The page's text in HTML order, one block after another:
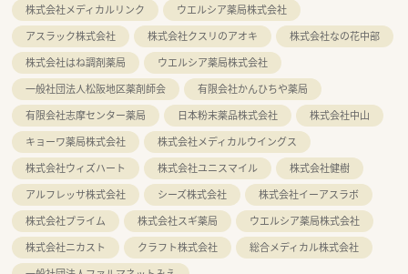
株式会社メディカルリンク
ウエルシア薬局株式会社
アスラック株式会社
株式会社クスリのアオキ
株式会社なの花中部
株式会社はね調剤薬局
ウエルシア薬局株式会社
一般社団法人松阪地区薬剤師会
有限会社かんひちや薬局
有限会社志摩センター薬局
日本粉末薬品株式会社
株式会社中山
キョーワ薬局株式会社
株式会社メディカルウイングス
株式会社ウィズハート
株式会社ユニスマイル
株式会社健樹
アルフレッサ株式会社
シーズ株式会社
株式会社イーアスラボ
株式会社プライム
株式会社スギ薬局
ウエルシア薬局株式会社
株式会社ニカスト
クラフト株式会社
総合メディカル株式会社